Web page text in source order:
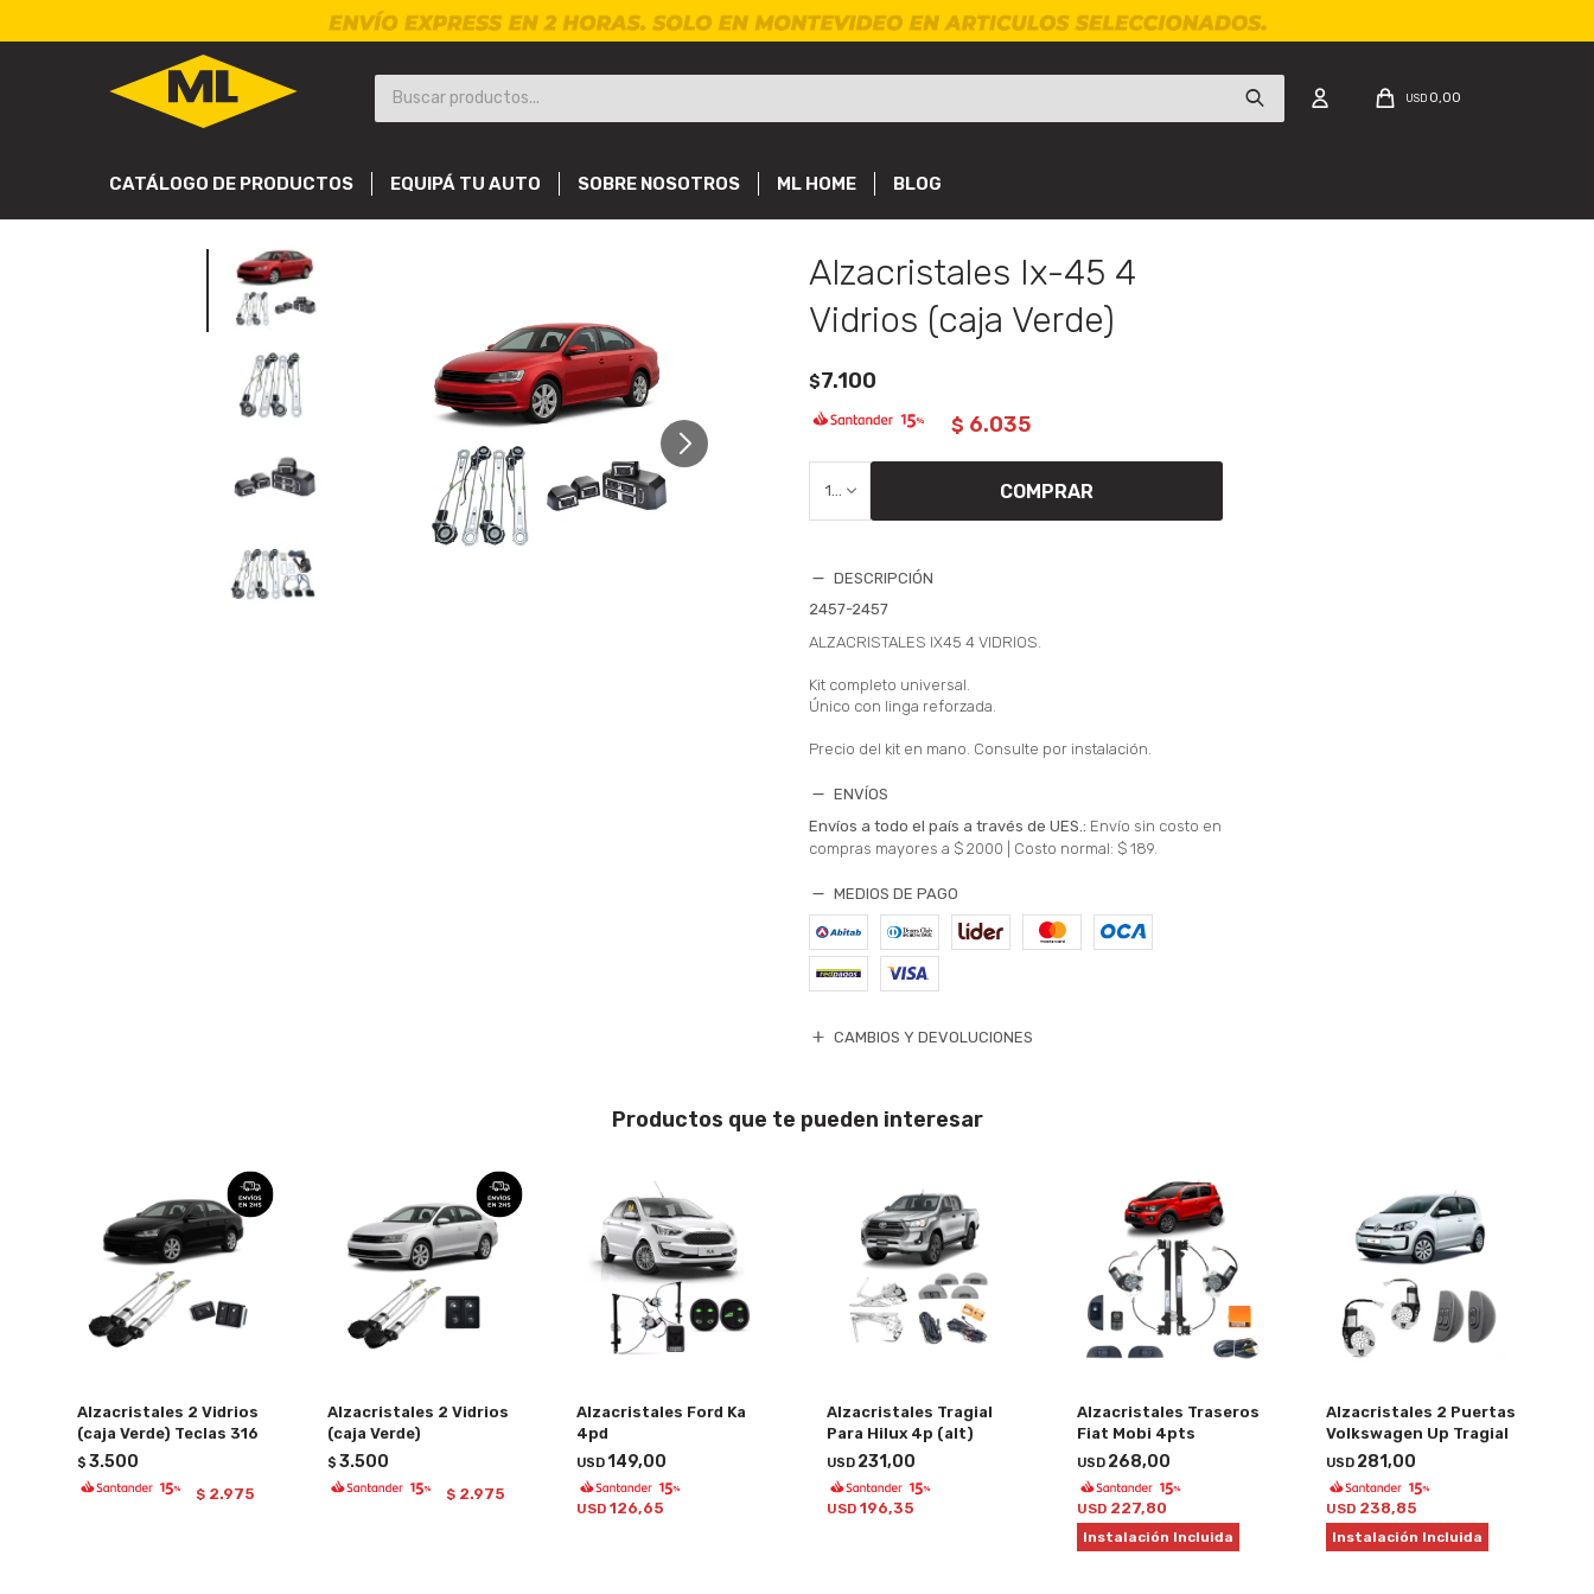
CATÁLOGO DE PRODUCTOS EQUIPÁ TU AUTO SOBRE NOSOTROS ML HOME BLOG
USD 0,00
Alzacristales Ix-45 4
Vidrios (caja Verde)
$7.100
$ 6.035
COMPRAR
DESCRIPCIÓN
2457-2457
ALZACRISTALES IX45 4 VIDRIOS.
Kit completo universal.
Único con linga reforzada.
Precio del kit en mano. Consulte por instalación.
ENVÍOS
Envíos a todo el país a través de UES.: Envío sin costo en
compras mayores a $ 2000 | Costo normal: $ 189.
MEDIOS DE PAGO
CAMBIOS Y DEVOLUCIONES
Productos que te pueden interesar
Alzacristales 2 Vidrios
(caja Verde) Teclas 316
$ 3.500
$ 2.975
Alzacristales 2 Vidrios
(caja Verde)
$ 3.500
$ 2.975
Alzacristales Ford Ka
4pd
USD149,00
USD 126,65
Alzacristales Tragial
Para Hilux 4p (alt)
USD 231,00
USD 196,35
Alzacristales Traseros
Fiat Mobi 4pts
USD 268,00
USD 227,80
Instalación Incluida
Alzacristales 2 Puertas
Volkswagen Up Tragial
USD 281,00
USD 238,85
Instalación Incluida